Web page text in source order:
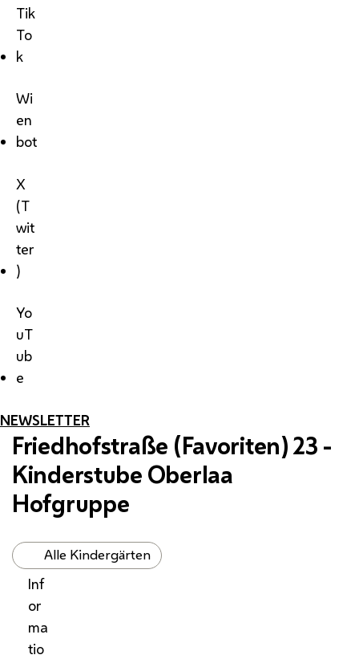
Tik
To
k
Wi
en
bot
X
(T
wit
ter
)
Yo
uT
ub
e
NEWSLETTER
Friedhofstraße (Favoriten) 23 -
Kinderstube Oberlaa
Hofgruppe
Alle Kindergärten
Inf
or
ma
tio